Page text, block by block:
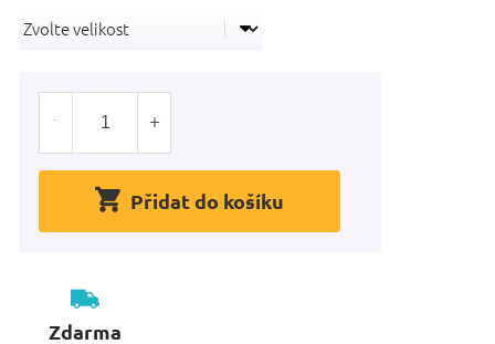
Přidat do košíku
Zdarma